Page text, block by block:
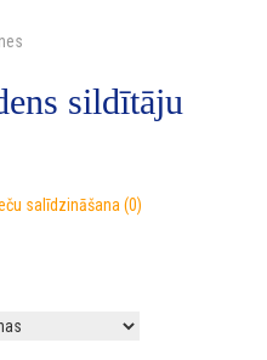
sildītāju
salīdzināšana (0)